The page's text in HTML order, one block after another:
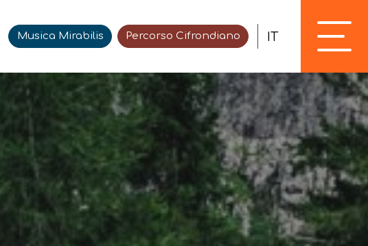
Musica Mirabilis Percorso Cifrondiano IT